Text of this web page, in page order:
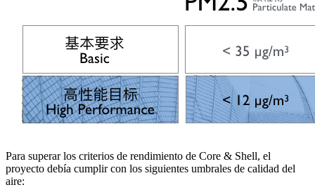
Para superar los criterios de rendimiento de Core & Shell, el
proyecto debía cumplir con los siguientes umbrales de calidad del
aire: